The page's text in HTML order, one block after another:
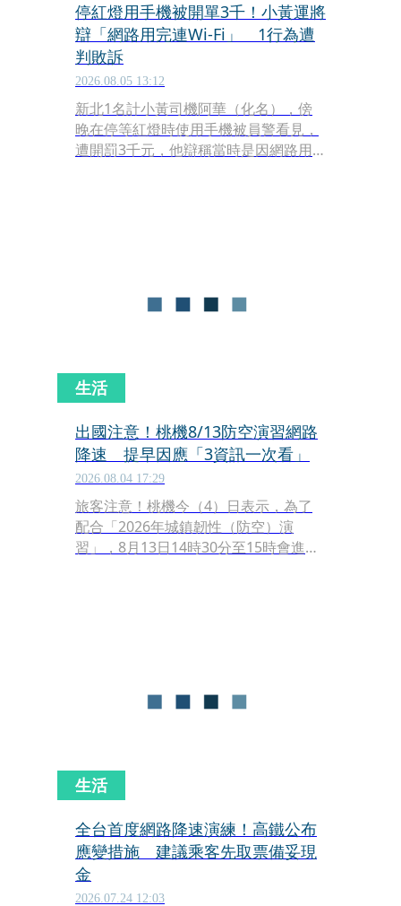
停紅燈用手機被開單3千！小黃運將
辯「網路用完連Wi-Fi」 1行為遭
判敗訴
2026.08.05 13:12
新北1名計小黃司機阿華（化名），傍
晚在停等紅燈時使用手機被員警看見，
遭開罰3千元，他辯稱當時是因網路用
生活
出國注意！桃機8/13防空演習網路
降速 提早因應「3資訊一次看」
2026.08.04 17:29
旅客注意！桃機今（4）日表示，為了
配合「2026年城鎮韌性（防空）演
習」，8月13日14時30分至15時會進行
生活
全台首度網路降速演練！高鐵公布
應變措施 建議乘客先取票備妥現
金
2026.07.24 12:03